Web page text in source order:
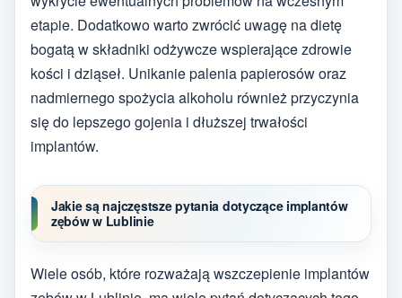
etapie. Dodatkowo warto zwrócić uwagę na dietę
bogatą w składniki odżywcze wspierające zdrowie
kości i dziąseł. Unikanie palenia papierosów oraz
nadmiernego spożycia alkoholu również przyczynia
się do lepszego gojenia i dłuższej trwałości
implantów.
Jakie są najczęstsze pytania dotyczące implantów
zębów w Lublinie
Wiele osób, które rozważają wszczepienie implantów